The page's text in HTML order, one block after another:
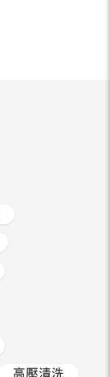
高壓清洗